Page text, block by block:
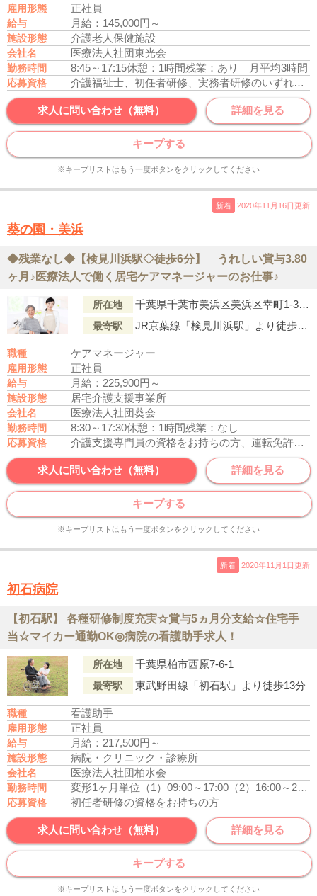
雇用形態 正社員
給与 月給：145,000円～
施設形態 介護老人保健施設
会社名 医療法人社団東光会
勤務時間 8:45～17:15休憩：1時間残業：あり 月平均3時間
応募資格 介護福祉士、初任者研修、実務者研修のいずれかの資格をお持ちの方
求人に問い合わせ（無料） 詳細を見る
キープする
※キープリストはもう一度ボタンをクリックしてください
新着 2020年11月16日更新
葵の園・美浜
◆残業なし◆【検見川浜駅◇徒歩6分】 うれしい賞与3.80
ヶ月♪医療法人で働く居宅ケアマネージャーのお仕事♪
所在地 千葉県千葉市美浜区美浜区幸町1-38-5
最寄駅 JR京葉線「検見川浜駅」より徒歩6分
職種 ケアマネージャー
雇用形態 正社員
給与 月給：225,900円～
施設形態 居宅介護支援事業所
会社名 医療法人社団葵会
勤務時間 8:30～17:30休憩：1時間残業：なし
応募資格 介護支援専門員の資格をお持ちの方、運転免許あれば尚可
求人に問い合わせ（無料） 詳細を見る
キープする
※キープリストはもう一度ボタンをクリックしてください
新着 2020年11月1日更新
初石病院
【初石駅】 各種研修制度充実☆賞与5ヵ月分支給☆住宅手
当☆マイカー通勤OK◎病院の看護助手求人！
所在地 千葉県柏市西原7-6-1
最寄駅 東武野田線「初石駅」より徒歩13分
職種 看護助手
雇用形態 正社員
給与 月給：217,500円～
施設形態 病院・クリニック・診療所
会社名 医療法人社団柏水会
勤務時間 変形1ヶ月単位 （1）09:00～17:00 （2）16:00～22:00
応募資格 初任者研修の資格をお持ちの方
求人に問い合わせ（無料） 詳細を見る
キープする
※キープリストはもう一度ボタンをクリックしてください